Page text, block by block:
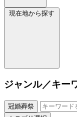
現在地から探す
ジャンル／キー
冠婚葬祭